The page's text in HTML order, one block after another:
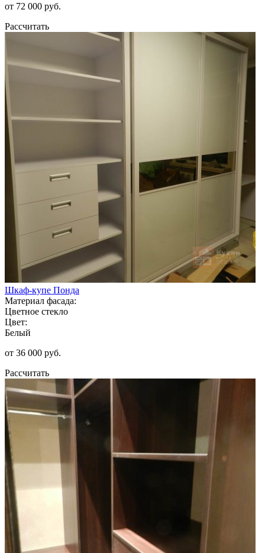
от 72 000 руб.
Рассчитать
Шкаф-купе Понда
Материал фасада:
Цветное стекло
Цвет:
Белый
от 36 000 руб.
Рассчитать